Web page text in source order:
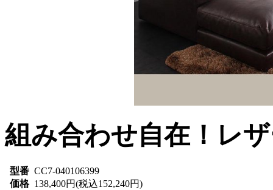
組み合わせ自在！レ
型番 CC7-040106399
価格 138,400円(税込152,240円)